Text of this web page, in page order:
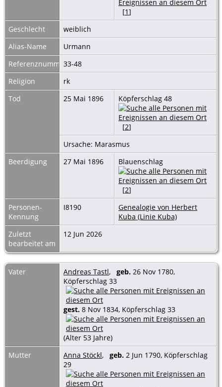
[1]
Geschlecht
weiblich
Alias-Name
Urmann
Referenznummer33-48
Religion
rk
Tod
25 Mai 1896 Köpferschlag 48
[2]
Ursache: Marasmus
Beerdigung
27 Mai 1896 Blauenschlag
[2]
Personen-
Kennung
I8190
Genealogie von Herbert
Kuba (Linie Kuba)
Zuletzt
bearbeitet am
12 Jun 2026
Vater Andreas Tastl, geb. 26 Nov 1780,
Köpferschlag 33
gest. 8 Nov 1834, Köpferschlag 33
(Alter 53 Jahre)
Mutter
Anna Stöckl, geb. 2 Jun 1790, Köpferschlag
29